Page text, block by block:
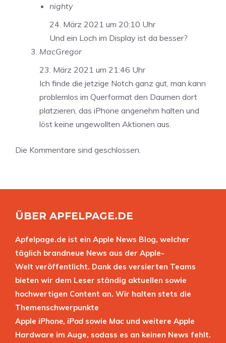
nighty
24. März 2021 um 20:10 Uhr
Und ein Loch im Display ist da besser?
MacGregor
23. März 2021 um 21:46 Uhr
Ich finde die jetzige Notch ganz gut, man kann
problemlos im Querformat den Daumen dort
platzieren, das iPhone angenehm halten und
löst keine ungewollten Aktionen aus.
Die Kommentare sind geschlossen.
ÜBER APFELPAGE.DE
Apfelpage.de ist ein Apple News Blog, welcher
täglich brandneue News aus der Apple-
Welt veröffentlicht. Dank des versierten Teams
bieten wir dem Leser ständig aktuellen sowie
hochwertigen Content an. Wir halten stets die
Themenschwerpunkte
Apple iPhone, iPad sowie Mac und weitere Apple
Hardware im Auge, sodass es an keinen News fehlt.